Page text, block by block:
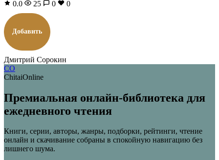
0.0
25 0 0
Добавить
Дмитрий Сорокин
CO
ChitaiOnline
Премиальная онлайн-библиотека для
ежедневного чтения
Книги, серии, авторы, жанры, подборки, рейтинги, чтение
онлайн и скачивание собраны в спокойную навигацию без
лишнего шума.